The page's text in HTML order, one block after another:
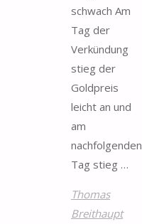
schwach Am
Tag der
Verkündung
stieg der
Goldpreis
leicht an und
am
nachfolgenden
Tag stieg …
Thomas
Breithaupt